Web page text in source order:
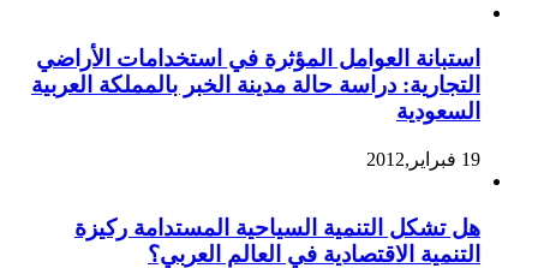
استبانة العوامل المؤثرة في استخدامات الأراضي
التجارية: دراسة حالة مدينة الخبر بالمملكة العربية
السعودية
19 فبراير,2012
هل تشكل التنمية السياحية المستدامة ركيزة
التنمية الاقتصادية في العالم العربي؟